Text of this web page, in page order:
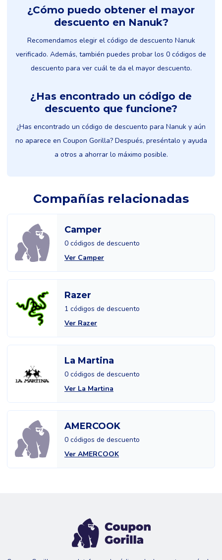
¿Cómo puedo obtener el mayor
descuento en Nanuk?
Recomendamos elegir el código de descuento Nanuk
verificado. Además, también puedes probar los 0 códigos de
descuento para ver cuál te da el mayor descuento.
¿Has encontrado un código de
descuento que funcione?
¿Has encontrado un código de descuento para Nanuk y aún
no aparece en Coupon Gorilla? Después, preséntalo y ayuda
a otros a ahorrar lo máximo posible.
Compañías relacionadas
Camper
0 códigos de descuento
Ver Camper
Razer
1 códigos de descuento
Ver Razer
La Martina
0 códigos de descuento
Ver La Martina
AMERCOOK
0 códigos de descuento
Ver AMERCOOK